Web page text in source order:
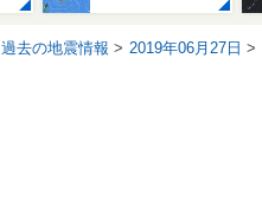
過去の地震情報 2019年06月27日